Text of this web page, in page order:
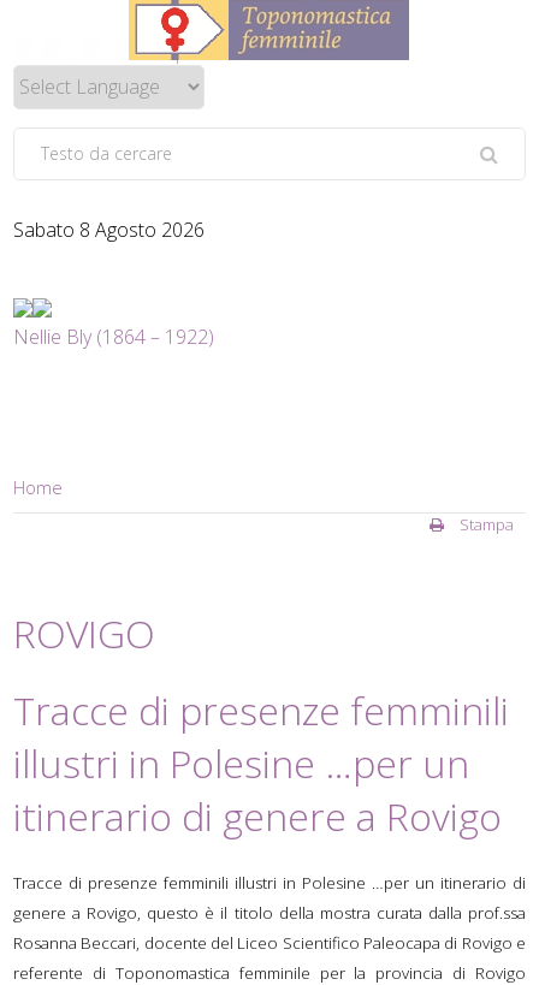
Sabato 8 Agosto 2026
Nellie Bly (1864 – 1922)
Home
Stampa
ROVIGO
Tracce di presenze femminili
illustri in Polesine …per un
itinerario di genere a Rovigo
Tracce di presenze femminili illustri in Polesine …per un itinerario di
genere a Rovigo, questo è il titolo della mostra curata dalla prof.ssa
Rosanna Beccari, docente del Liceo Scientifico Paleocapa di Rovigo e
referente di Toponomastica femminile per la provincia di Rovigo